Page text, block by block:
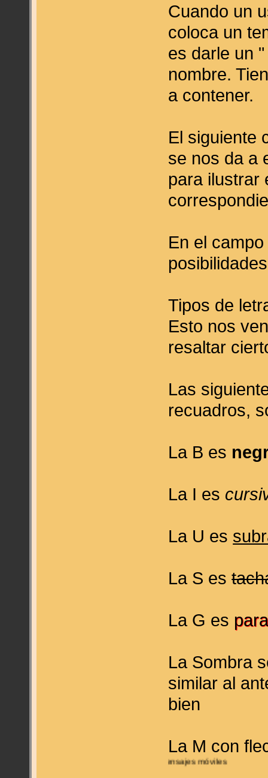
Cuando un
coloca un
es darle un
nombre.
a contener.
El siguiente
se nos da a
para ilustrar
En el
Tipos de
Esto nos
resaltar
Las
recuadros,
La B es
La I es
La U es
La S es
La G es
La Sombra
similar al
bien
La M con
mensajes móviles